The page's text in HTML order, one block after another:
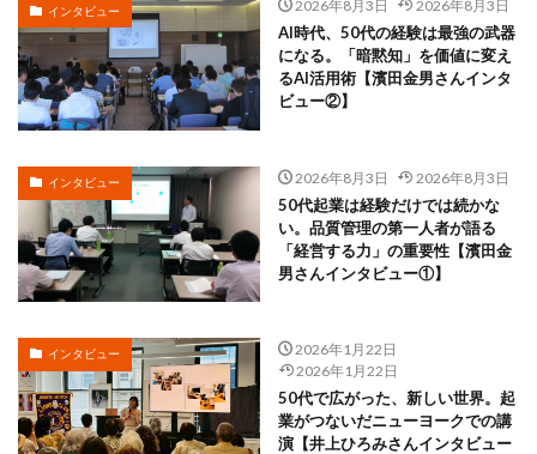
インタビュー 2026年8月3日 2026年8月3日
AI時代、50代の経験は最強の武器
になる。「暗黙知」を価値に変え
るAI活用術【濱田金男さんインタ
ビュー②】
インタビュー 2026年8月3日 2026年8月3日
50代起業は経験だけでは続かな
い。品質管理の第一人者が語る
「経営する力」の重要性【濱田金
男さんインタビュー①】
インタビュー
2026年1月22日
2026年1月22日
50代で広がった、新しい世界。起
業がつないだニューヨークでの講
演【井上ひろみさんインタビュー